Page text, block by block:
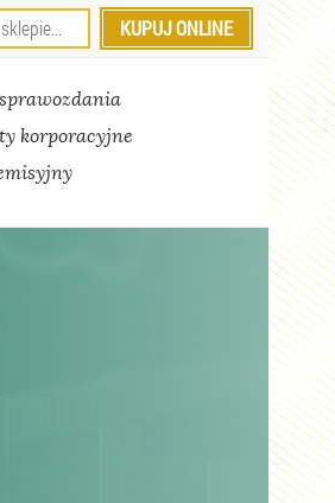
korporacyjne